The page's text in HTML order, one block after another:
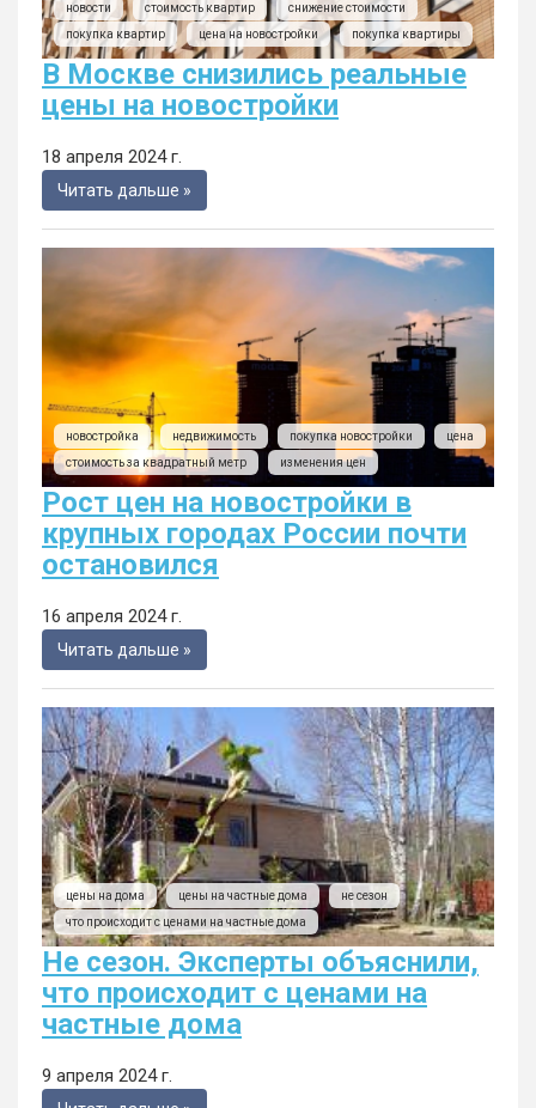
новости стоимость квартир
снижение стоимости
покупка квартир
цена на новостройки покупка квартиры
В Москве снизились реальные
цены на новостройки
18 апреля 2024 г.
Читать дальше »
новостройка недвижимость покупка новостройки
цена
стоимость за квадратный метр
изменения цен
Рост цен на новостройки в
крупных городах России почти
остановился
16 апреля 2024 г.
Читать дальше »
цены на дома цены на частные дома
не сезон
что происходит с ценами на частные дома
Не сезон. Эксперты объяснили,
что происходит с ценами на
частные дома
9 апреля 2024 г.